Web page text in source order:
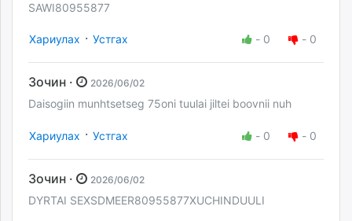
SAWI80955877
Хариулах · Устгах - 0 - 0
Зочин · 2026/06/02
Daisogiin munhtsetseg 75oni tuulai jiltei boovnii nuh
Хариулах · Устгах - 0 - 0
Зочин · 2026/06/02
DYRTAI SEXSDMEER80955877XUCHINDUULI